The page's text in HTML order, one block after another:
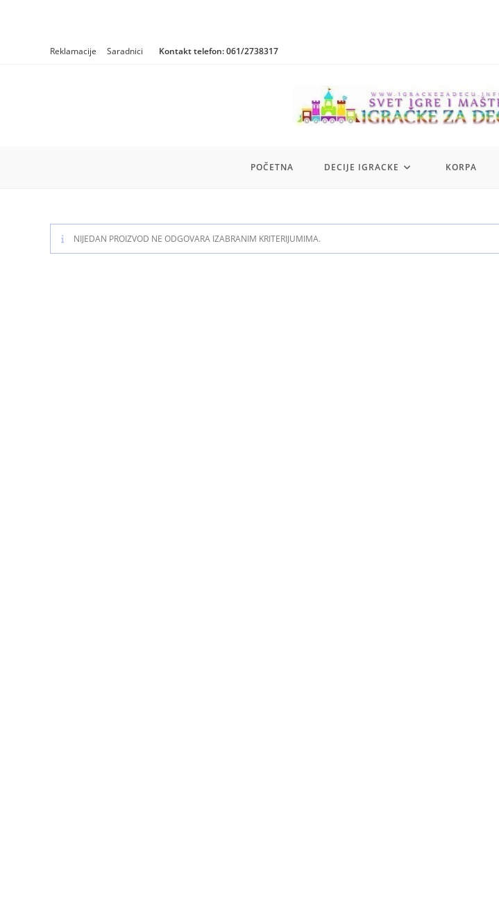
Reklamacije Saradnici Kontakt telefon:061/2738317
POČETNA DECIJE IGRACKE KORPA
NIJEDAN PROIZVOD NE ODGOVARA IZABRANIM KRITERIJUMIMA.